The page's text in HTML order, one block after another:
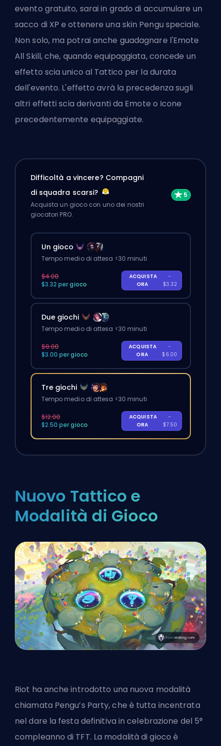
evento gratuito, sarai in grado di accumulare un
sacco di XP e ottenere una skin Pengu speciale.
Non solo, ma potrai anche guadagnare l'Emote
All Skill, che, quando equipaggiata, concede un
effetto scia unico al Tattico per la durata
dell'evento. L'effetto avrà la precedenza sugli
altri effetti scia derivanti da Emote o Icone
precedentemente equipaggiate.
Difficoltà a vincere? Compagni
di squadra scarsi?
Acquista un gioco con uno dei nostri
giocatori PRO.
Un gioco
Tempo medio di attesa <30 minuti
$4.00
$3.32 per gioco
ACQUISTA
ORA
-
$3.32
Due giochi
Tempo medio di attesa <30 minuti
$8.00
$3.00 per gioco
ACQUISTA
ORA
-
$6.00
Tre giochi
Tempo medio di attesa <30 minuti
$12.00
$2.50 per gioco
ACQUISTA
ORA
-
$7.50
Nuovo Tattico e
Modalità di Gioco
Riot ha anche introdotto una nuova modalità
chiamata Pengu’s Party, che è tutta incentrata
nel dare la festa definitiva in celebrazione del 5°
compleanno di TFT. La modalità di gioco è